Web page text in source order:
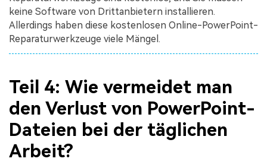
keine Software von Drittanbietern installieren.
Allerdings haben diese kostenlosen Online-PowerPoint-
Reparaturwerkzeuge viele Mängel.
Teil 4: Wie vermeidet man
den Verlust von PowerPoint-
Dateien bei der täglichen
Arbeit?